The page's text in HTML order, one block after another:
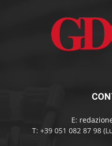
E:
T: +39 051 082 87 98